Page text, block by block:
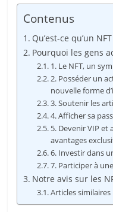
Contenus
Qu’est-ce qu’un NFT
Pourquoi les gens
1. Le NFT, un
2. Posséder un
nouvelle forme
3. Soutenir les
4. Afficher sa
5. Devenir VIP et
avantages
6. Investir dans
7. Participer à
Notre avis sur les
Articles similaires